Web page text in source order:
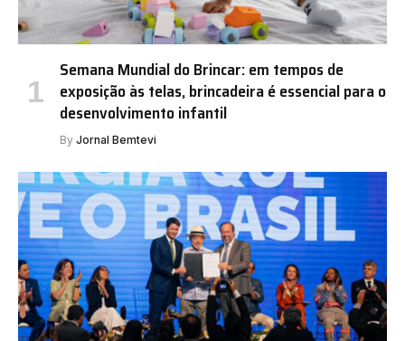
Semana Mundial do Brincar: em tempos de
exposição às telas, brincadeira é essencial para o
desenvolvimento infantil
By Jornal Bemtevi